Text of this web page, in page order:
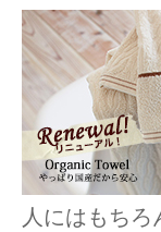
人にはもち